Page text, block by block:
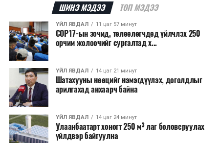
шалтгааныг үргэлжлүүлэн тогтоож байгаа бөгөөд
аянгын улмаас үүсээгүй гэж үзэж байгаа аж.
Одоогоор АНУ даяар 13 мужид 90 гаруй томоохон ой,
хээрийн түймэр идэвхтэй үргэлжилж байгаагийн
талаас илүү нь Орегон болон Вашингтон мужид
бүртгэгдсэн байна. Цаг уурын байгууллагууд ойрын
өдрүүдэд агаарын температур дахин огцом
нэмэгдэж, хуурайшилт эрчимжих төлөвтэй байгааг
анхааруулсан бөгөөд энэ нь гал унтраах ажиллагаанд
шинэ сорилт учруулж болзошгүйг онцолжээ.
ШИНЭ МЭДЭЭ ТОП МЭДЭЭ
ҮЙЛ ЯВДАЛ 11 цаг 57 минут
COP17-ын зочид, төлөөлөгчдөд үйлчлэх 250
орчим жолоочийг сургалтад х...
ҮЙЛ ЯВДАЛ 14 цаг 21 минут
Шатахууны нөөцийг нэмэгдүүлэх, доголдлыг
арилгахад анхаарч байна
ҮЙЛ ЯВДАЛ 14 цаг 24 минут
Улаанбаатарт хоногт 250 м³ лаг боловсруулах
үйлдвэр байгуулна